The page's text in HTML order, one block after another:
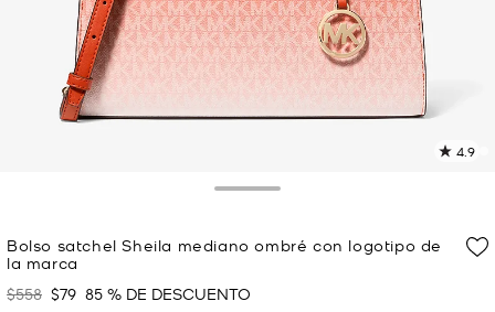
4.9
Bolso satchel Sheila mediano ombré con logotipo de
la marca
Era
$558 Ahora
$79 85 % DE DESCUENTO